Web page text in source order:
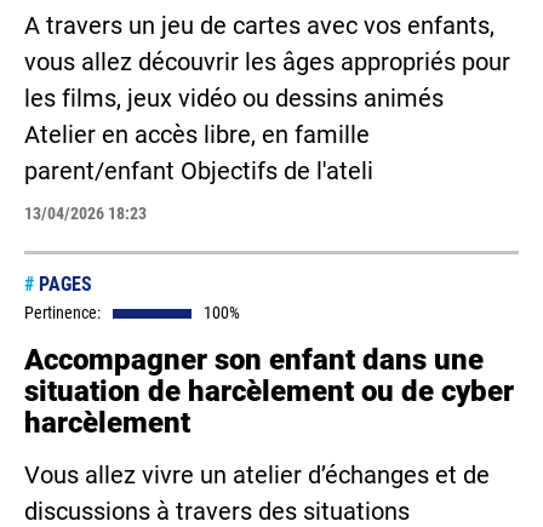
A travers un jeu de cartes avec vos enfants,
vous allez découvrir les âges appropriés pour
les films, jeux vidéo ou dessins animés
Atelier en accès libre, en famille
parent/enfant Objectifs de l'ateli
13/04/2026 18:23
# PAGES
Pertinence: 100%
Accompagner son enfant dans une
situation de harcèlement ou de cyber
harcèlement
Vous allez vivre un atelier d’échanges et de
discussions à travers des situations